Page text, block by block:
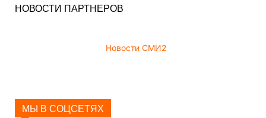
НОВОСТИ ПАРТНЕРОВ
Новости СМИ2
МЫ В СОЦСЕТЯХ